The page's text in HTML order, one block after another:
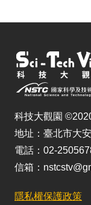
科技大觀園
地址：臺北市大
電話：02-
信箱：
隱私權保護政策